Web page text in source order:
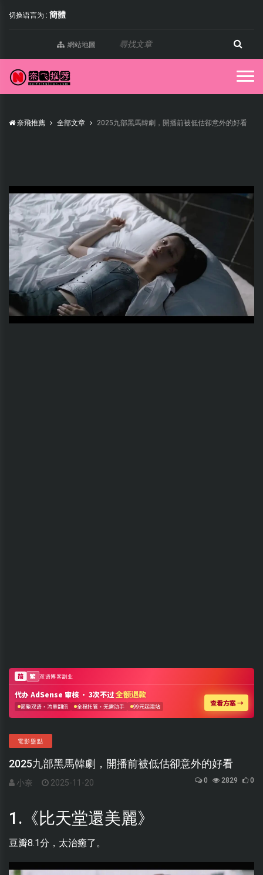
切换语言为 : 簡體
網站地圖
奈飛推薦 全部文章 2025九部黑馬韓劇，開播前被低估卻意外的好看
電影盤點
2025九部黑馬韓劇，開播前被低估卻意外的好看
小奈 2025-11-20 0 2829 0
1.《比天堂還美麗》
豆瓣8.1分，太治癒了。